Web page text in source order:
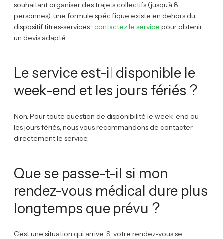
souhaitant organiser des trajets collectifs (jusqu'à 8
personnes), une formule spécifique existe en dehors du
dispositif titres-services :contactez le service pour obtenir
un devis adapté.
Le service est-il disponible le
week-end et les jours fériés ?
Non. Pour toute question de disponibilité le week-end ou
les jours fériés, nous vous recommandons de contacter
directement le service.
Que se passe-t-il si mon
rendez-vous médical dure plus
longtemps que prévu ?
C'est une situation qui arrive. Si votre rendez-vous se